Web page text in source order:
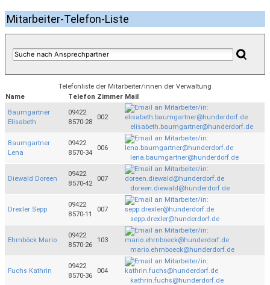
Mitarbeiter-Telefon-Liste
Telefonliste der Mitarbeiter/innen der Verwaltung
Name
Telefon Zimmer Mail
Baumgartner
Elisabeth
09422
8570-28
002
elisabeth.baumgartner@hunderdorf.de
Baumgartner
Lena
09422
8570-34
006
lena.baumgartner@hunderdorf.de
Diewald Doreen
09422
8570-42
007
doreen.diewald@hunderdorf.de
Drexler Sepp
09422
8570-11
007
sepp.drexler@hunderdorf.de
Ehrnböck Mario
09422
8570-26
103
mario.ehrnboeck@hunderdorf.de
Fuchs Kathrin
09422
8570-36
004
kathrin.fuchs@hunderdorf.de